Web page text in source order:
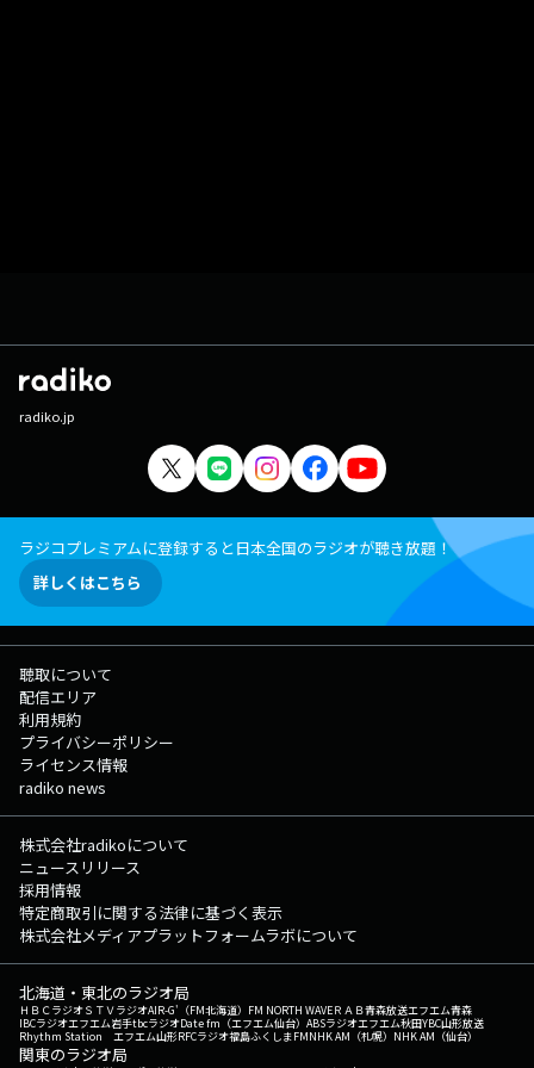
radiko.jp
ラジコプレミアムに登録すると日本全国のラジオが聴き放題！
詳しくはこちら
聴取について
配信エリア
利用規約
プライバシーポリシー
ライセンス情報
radiko news
株式会社radikoについて
ニュースリリース
採用情報
特定商取引に関する法律に基づく表示
株式会社メディアプラットフォームラボについて
北海道・東北のラジオ局
ＨＢＣラジオＳＴＶラジオAIR-G'（FM北海道） FM NORTH WAVEＲＡＢ青森放送エフエム青森
IBCラジオエフエム岩手tbcラジオDate fm（エフエム仙台） ABSラジオエフエム秋田YBC山形放送
Rhythm Station エフエム山形RFCラジオ福島ふくしまFMNHK AM（札幌） NHK AM（仙台）
関東のラジオ局